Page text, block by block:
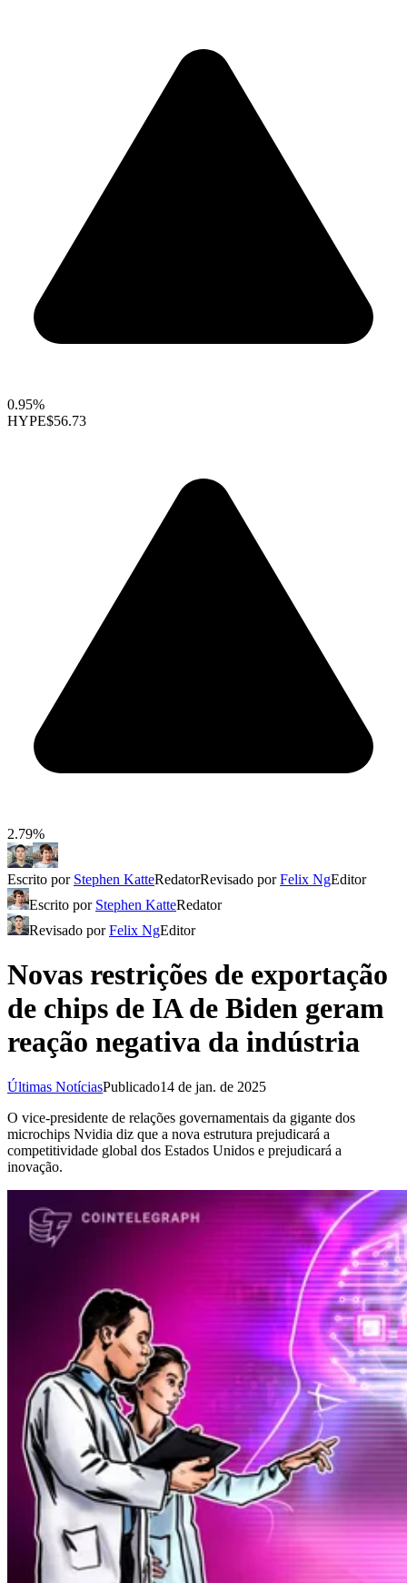
0.95%
HYPE$56.73
2.79%
Escrito por Stephen KatteRedatorRevisado porFelix NgEditor
Escrito por Stephen KatteRedator
Revisado porFelix NgEditor
Novas restrições de exportação
de chips de IA de Biden geram
reação negativa da indústria
Últimas NotíciasPublicado14 de jan. de 2025
O vice-presidente de relações governamentais da gigante dos
microchips Nvidia diz que a nova estrutura prejudicará a
competitividade global dos Estados Unidos e prejudicará a
inovação.